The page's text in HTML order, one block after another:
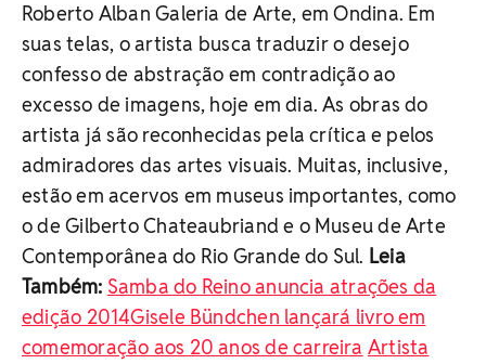
Roberto Alban Galeria de Arte, em Ondina. Em
suas telas, o artista busca traduzir o desejo
confesso de abstração em contradição ao
excesso de imagens, hoje em dia. As obras do
artista já são reconhecidas pela crítica e pelos
admiradores das artes visuais. Muitas, inclusive,
estão em acervos em museus importantes, como
o de Gilberto Chateaubriand e o Museu de Arte
Contemporânea do Rio Grande do Sul. Leia
Também: Samba do Reino anuncia atrações da
edição 2014Gisele Bündchen lançará livro em
comemoração aos 20 anos de carreira Artista